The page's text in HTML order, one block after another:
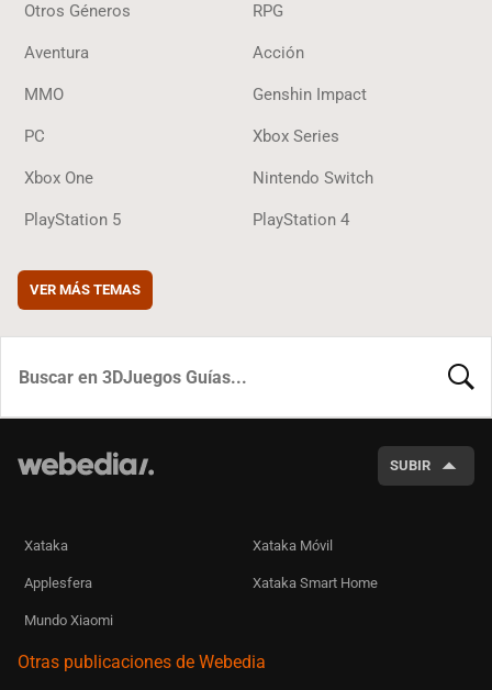
Otros Géneros RPG
Aventura Acción
MMO Genshin Impact
PC Xbox Series
Xbox One Nintendo Switch
PlayStation 5 PlayStation 4
VER MÁS TEMAS
SUBIR
Xataka Xataka Móvil
Applesfera Xataka Smart Home
Mundo Xiaomi
Otras publicaciones de Webedia